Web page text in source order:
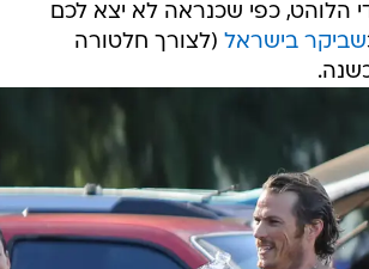
הלוהט, כפי שכנראה לא יצא לכם
שביקר בישראל (לצורך חלטורה